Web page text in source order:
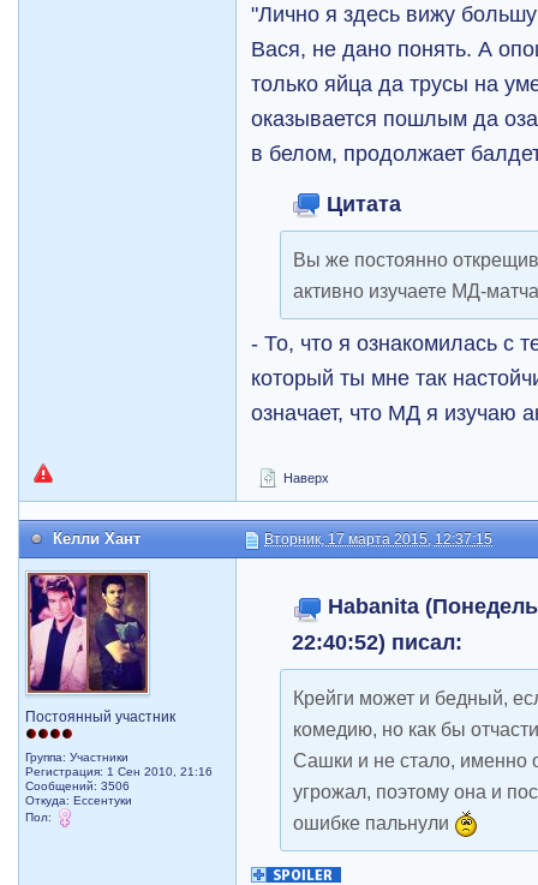
"Лично я здесь вижу
Вася, не дано понять. А
только яйца да трусы на
оказывается пошлым да
в белом, продолжает
Цитата
Вы же постоянно
активно изучаете МД-
- То, что я ознакомилась
который ты мне так
означает, что МД я изучаю
Наверх
Келли Хант Вторник, 17 марта 2015, 12:37:15
Постоянный участник
Группа: Участники
Регистрация: 1 Сен 2010, 21:16
Сообщений: 3506
Откуда: Ессентуки
Пол:
Habanita
22:40:52) писал:
Крейги может и бедный,
комедию, но как бы
Сашки и не стало, именно
угрожал, поэтому она и
ошибке пальнули